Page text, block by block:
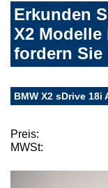
Erkunden
X2
fordern Sie
BMW X2 sDrive 18i
Preis:
MWSt: